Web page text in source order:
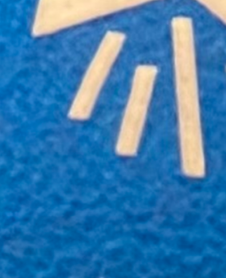
Details zum Podcast
Nationalratswahlen